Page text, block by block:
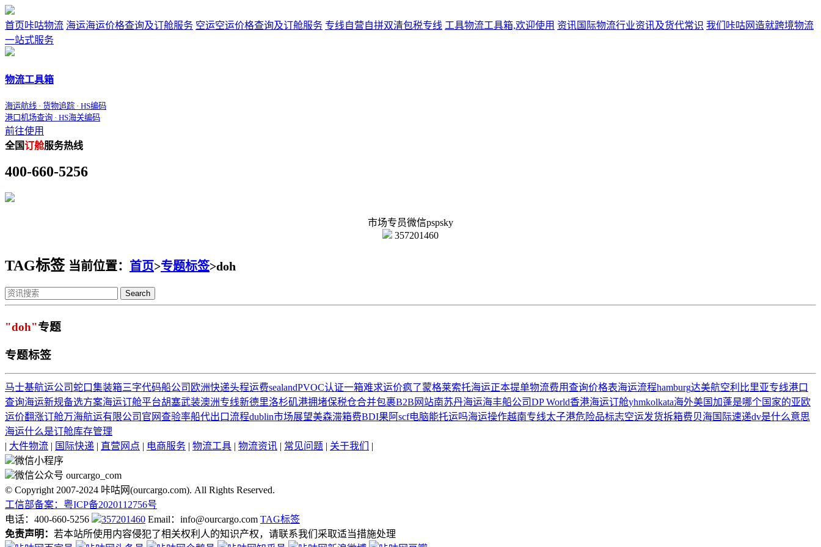
首页咔咕物流 海运海运价格查询及订舱服务 空运空运价格查询及订舱服务 专线自营自拼双清包税专线 工具物流工具箱,欢迎使用 资讯国际物流行业资讯及货代常识 我们 咔咕网造就跨境物流
一站式服务
物流工具箱
海运航线 · 货物追踪 · HS编码
港口机场查询 · HS海关编码
前往使用
全国订舱服务热线
400-660-5256
市场专员微信pspsky
357201460
TAG标签 当前位置： 首页>专题标签>doh
Search
"doh"专题
专题标签
马士基航运公司 蛇口集装箱三字代码船公司 欧洲快递头程运费sealandPVOC认证一箱难求运价疯了蒙格莱索托海运正本提单物流费用查询价格表海运流程hamburg达美航空利比里亚专线港口
查询海运新规备选方案海运订舱平台胡塞武装澳洲专线新德里洛杉矶港拥堵保税仓合并包裹B2B网站南苏丹海运海丰船公司DP World香港海运订舱yhmkolkata海外美国加蓬是哪个国家的亚欧
运价翻涨订舱万海航运有限公司官网查验率船代出口流程dublin市场展望美森滞箱费BDI果阿scf电脑能托运吗海运操作越南专线太子港危险品标志空运发货拆箱费贝海国际速递dv是什么意思
海运什么是订舱库存管理
| 大件物流 | 国际快递 | 直营网点 | 电商服务 | 物流工具 | 物流资讯 | 常见问题 | 关于我们
|
微信小程序
微信公众号 ourcargo_com
© Copyright 2007-2024 咔咕网(ourcargo.com). All Rights Reserved.
工信部备案：粤ICP备2020112756号
电话：400-660-5256
357201460 Email：info@ourcargo.com TAG标签
免责声明： 若本站所使用内容侵犯了相关权利人的知识产权，请联系我们采取适当措施处理